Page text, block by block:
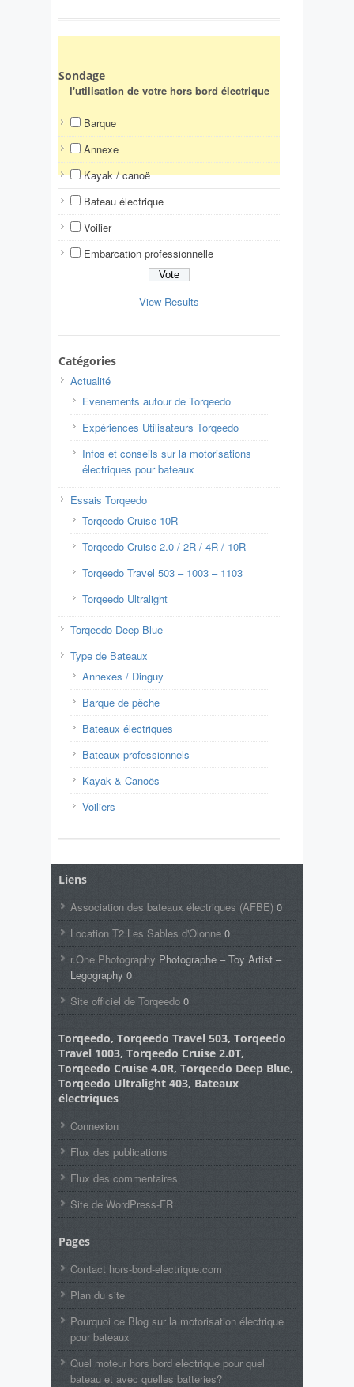
Sondage
l'utilisation de votre hors bord électrique
Barque
Annexe
Kayak / canoë
Bateau électrique
Voilier
Embarcation professionnelle
View Results
Catégories
Actualité
Evenements autour de Torqeedo
Expériences Utilisateurs Torqeedo
Infos et conseils sur la motorisations
électriques pour bateaux
Essais Torqeedo
Torqeedo Cruise 10R
Torqeedo Cruise 2.0 / 2R / 4R / 10R
Torqeedo Travel 503 – 1003 – 1103
Torqeedo Ultralight
Torqeedo Deep Blue
Type de Bateaux
Annexes / Dinguy
Barque de pêche
Bateaux électriques
Bateaux professionnels
Kayak & Canoës
Voiliers
Liens
Association des bateaux électriques (AFBE) 0
Location T2 Les Sables d'Olonne 0
r.One Photography Photographe – Toy Artist –
Legography 0
Site officiel de Torqeedo 0
Torqeedo, Torqeedo Travel 503, Torqeedo
Travel 1003, Torqeedo Cruise 2.0T,
Torqeedo Cruise 4.0R, Torqeedo Deep Blue,
Torqeedo Ultralight 403, Bateaux
électriques
Connexion
Flux des publications
Flux des commentaires
Site de WordPress-FR
Pages
Contact hors-bord-electrique.com
Plan du site
Pourquoi ce Blog sur la motorisation électrique
pour bateaux
Quel moteur hors bord electrique pour quel
bateau et avec quelles batteries?